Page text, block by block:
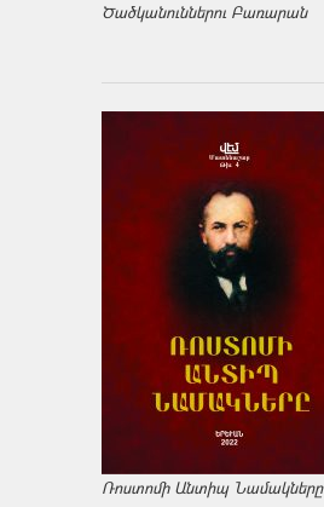
Ծածկանուններու Բառարան
Ռոստոմի Անտիպ Նամակները